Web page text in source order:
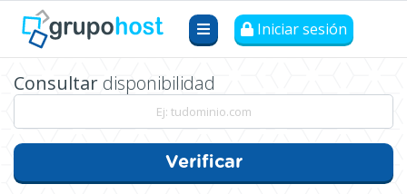
Iniciar sesión
Consultar disponibilidad
Verificar